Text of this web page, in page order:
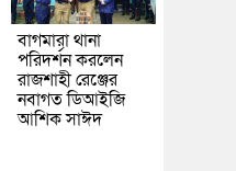
বাগমারা থানা
পরিদর্শন করলেন
রাজশাহী রেঞ্জের
নবাগত ডিআইজি
আশিক সাঈদ